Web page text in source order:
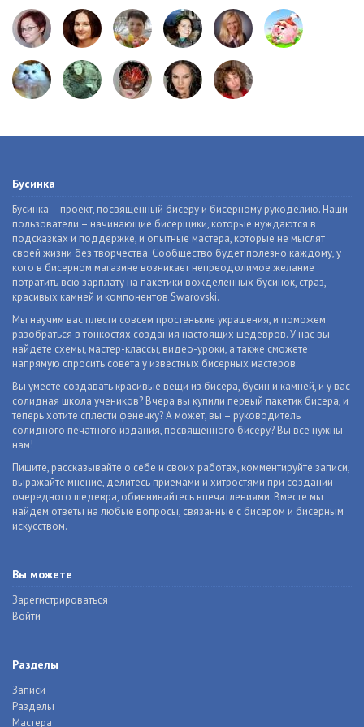
Бусинка
Бусинка – проект, посвященный бисеру и бисерному рукоделию. Наши
пользователи – начинающие бисерщики, которые нуждаются в
подсказках и поддержке, и опытные мастера, которые не мыслят
своей жизни без творчества. Сообщество будет полезно каждому, у
кого в бисерном магазине возникает непреодолимое желание
потратить всю зарплату на пакетики вожделенных бусинок, страз,
красивых камней и компонентов Swarovski.
Мы научим вас плести совсем простенькие украшения, и поможем
разобраться в тонкостях создания настоящих шедевров. У нас вы
найдете схемы, мастер-классы, видео-уроки, а также сможете
напрямую спросить совета у известных бисерных мастеров.
Вы умеете создавать красивые вещи из бисера, бусин и камней, и у вас
солидная школа учеников? Вчера вы купили первый пакетик бисера, и
теперь хотите сплести фенечку? А может, вы – руководитель
солидного печатного издания, посвященного бисеру? Вы все нужны
нам!
Пишите, рассказывайте о себе и своих работах, комментируйте записи,
выражайте мнение, делитесь приемами и хитростями при создании
очередного шедевра, обменивайтесь впечатлениями. Вместе мы
найдем ответы на любые вопросы, связанные с бисером и бисерным
искусством.
Вы можете
Зарегистрироваться
Войти
Разделы
Записи
Разделы
Мастера